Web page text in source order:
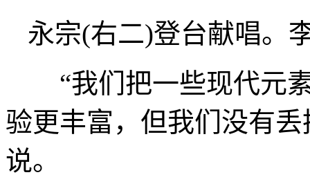
永宗(右二)登台献唱。
“我们把一些现代元素
验更丰富，但我们没有
说。